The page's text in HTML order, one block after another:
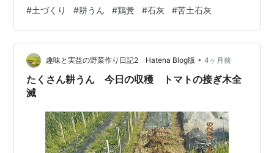
鶏糞は肥料効果が高く、土にしっかりと栄養を与えてく
れる心強い存在です。畑全体にまんべんなく行き渡るよ
うに意識しながら、均等にまいていきました。 耕うん機
でしっかり攪拌（かくはん） 鶏糞をまいた後は、耕うん
機の出番です。土と肥料をしっかり混ぜ込むように、丁
寧に耕していきます。いつものことですが、耕う…
#土づくり #耕うん #鶏糞 #石灰 #苦土石灰
趣味と実益の野菜作り日記2 Hatena Blog版 • 4ヶ月前
たくさん耕うん 今日の収穫 トマトの接ぎ木全
滅